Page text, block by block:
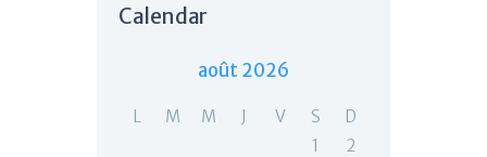
Calendar
août 2026
L M M J V S
D
1
2